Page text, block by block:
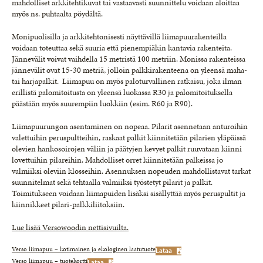
mahdolliset arkkitehtikuvat tai vastaavasti suunnittelu voidaan aloittaa
myös ns. puhtaalta pöydältä.
Monipuolisilla ja arkkitehtonisesti näyttävillä liimapuurakenteilla
voidaan toteuttaa sekä suuria että pienempiäkin kantavia rakenteita.
Jännevälit voivat vaihdella 15 metristä 100 metriin. Monissa rakenteissa
jännevälit ovat 15-30 metriä, jolloin palkkirakenteena on yleensä maha-
tai harjapalkit. Liimapuu on myös paloturvallinen ratkaisu, joka ilman
erillistä palomitoitusta on yleensä luokassa R30 ja palomitoituksella
päästään myös suurempiin luokkiin (esim. R60 ja R90).
Liimapuurungon asentaminen on nopeaa. Pilarit asennetaan anturoihin
valettuihin peruspultteihin, raskaat palkit kiinnitetään pilarien yläpäissä
olevien hankosoirojen väliin ja päätyjen kevyet palkit ruuvataan kiinni
lovettuihin pilareihin. Mahdolliset orret kiinnitetään palkeissa jo
valmiiksi oleviin klosseihin. Asennuksen nopeuden mahdollistavat tarkat
suunnitelmat sekä tehtaalla valmiiksi työstetyt pilarit ja palkit.
Toimitukseen voidaan liimapuiden lisäksi sisällyttää myös peruspultit ja
kiinnikkeet pilari-palkkiliitoksiin.
Lue lisää Versowoodin nettisivuilta.
Verso liimapuu – kotimainen ja ekologinen laatutuoteLataa
Verso liimapuu – tuotekortti